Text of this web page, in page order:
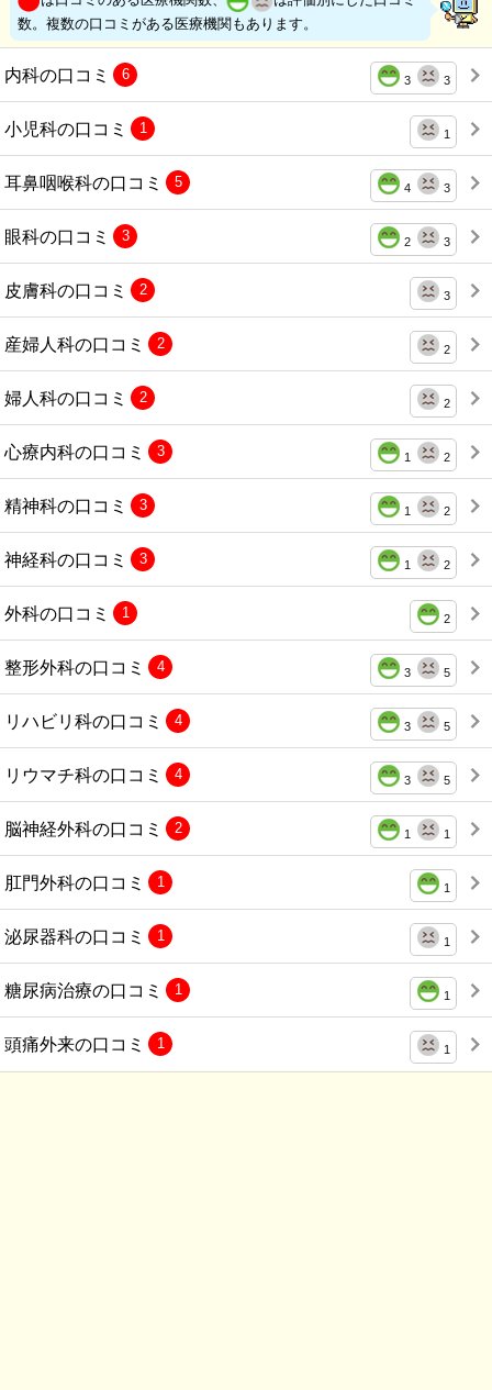
数。複数の口コミがある医療機関もあります。
内科の口コミ 3 3
6
小児科の口コミ 1
1
耳鼻咽喉科の口コミ 4 3
5
眼科の口コミ 2 3
3
皮膚科の口コミ 3
2
産婦人科の口コミ 2
2
婦人科の口コミ 2
2
心療内科の口コミ 1 2
3
精神科の口コミ 1 2
3
神経科の口コミ 1 2
3
外科の口コミ 2
1
整形外科の口コミ 3 5
4
リハビリ科の口コミ 3 5
4
リウマチ科の口コミ 3 5
4
脳神経外科の口コミ 1 1
2
肛門外科の口コミ 1
1
泌尿器科の口コミ 1
1
糖尿病治療の口コミ 1
1
頭痛外来の口コミ 1
1